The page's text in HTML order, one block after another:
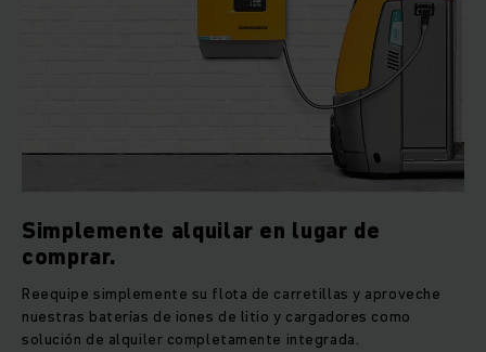
Simplemente alquilar en lugar de
comprar.
Reequipe simplemente su flota de carretillas y aproveche
nuestras baterías de iones de litio y cargadores como
solución de alquiler completamente integrada.